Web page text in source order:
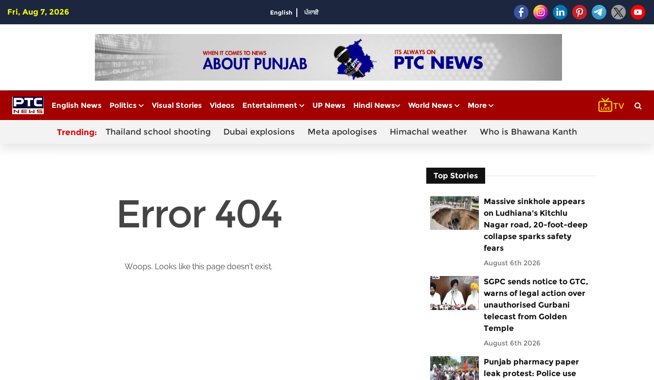
Fri, Aug 7, 2026 English ਪੰਜਾਬੀ
English News Politics Visual Stories Videos Entertainment UP News Hindi News World News More
Trending: Thailand school shooting Dubai explosions Meta apologises Himachal weather Who is Bhawana Kanth
Top Stories
Massive sinkhole appears
on Ludhiana's Kitchlu
Nagar road, 20-foot-deep
collapse sparks safety
fears
August 6th 2026
SGPC sends notice to GTC,
warns of legal action over
unauthorised Gurbani
telecast from Golden
Temple
August 6th 2026
Punjab pharmacy paper
leak protest: Police use